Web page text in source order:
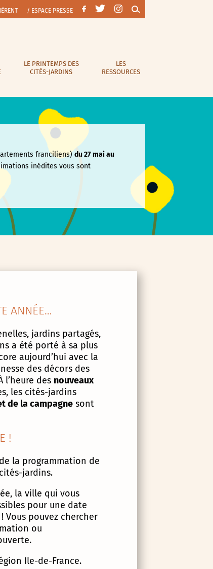
/ ESPACE PRESSE
LE PRINTEMPS DES
CITÉS-JARDINS
LES
RESSOURCES
franciliens)du 27 mai au
inédites vous sont
ANNÉE…
jardins partagés,
a été porté à sa plus
aujourd’hui avec la
des décors des
l’heure des nouveaux
les cités-jardins
de la campagnesont
!
la programmation de
jardins.
la ville qui vous
pour une date
Vous pouvez chercher
ou
Ile-de-France.